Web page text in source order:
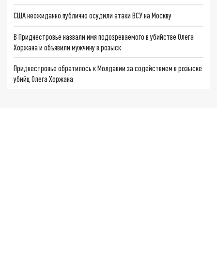
США неожиданно публично осудили атаки ВСУ на Москву
В Приднестровье назвали имя подозреваемого в убийстве Олега
Хоржана и объявили мужчину в розыск
Приднестровье обратилось к Молдавии за содействием в розыске
убийц Олега Хоржана